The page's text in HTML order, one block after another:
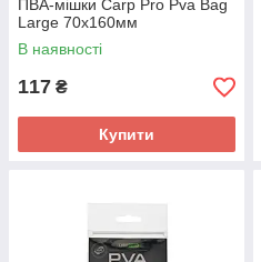
ПВА-мішки Carp Pro Pva Bag
Large 70x160мм
В наявності
117 ₴
Купити